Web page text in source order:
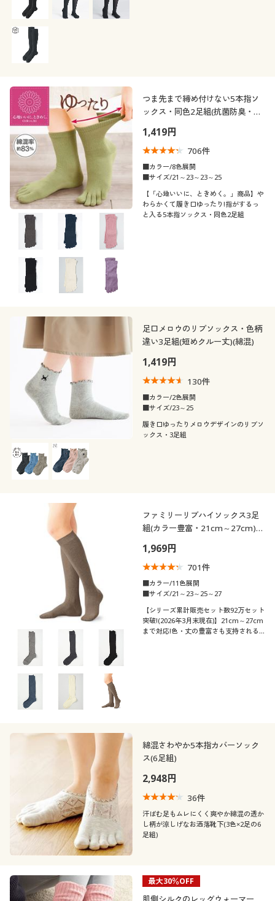
つま先まで締め付けない5本指ソ
ックス・同色2足組(抗菌防臭・消
1,419円
706件
■カラー/8色展開
■サイズ/21～23～23～25
【「心地いいに、ときめく。」商品】や
わらかくて履き口ゆったり!指がするっ
と入る5本指ソックス・同色2足組
足口メロウのリブソックス・色柄
違い3足組(短めクルー丈)(綿混)
1,419円
130件
■カラー/2色展開
■サイズ/23～25
履き口ゆったりメロウデザインのリブソ
ックス・3足組
ファミリーリブハイソックス3足
組(カラー豊富・21cm～27cm)
1,969円
701件
■カラー/11色展開
■サイズ/21～23～25～27
【シリーズ累計販売セット数92万セット
突破!(2026年3月末現在)】21cm～27cm
まで対応!色・丈の豊富さも支持される
綿混さわやか5本指カバーソック
ス(6足組)
2,948円
36件
汗ばむ足もムレにくく爽やか綿混の透か
し柄が涼しげなお洒落靴下(3色×2足の6
足組)
最大30％OFF